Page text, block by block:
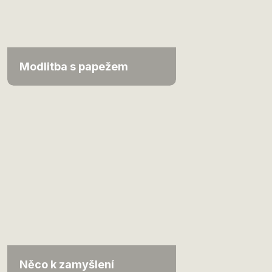
Modlitba s papežem
Něco k zamyšlení